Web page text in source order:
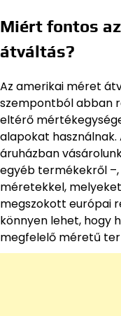
Miért fontos
átváltás?
Az amerikai méret
szempontból abban
eltérő
alapokat
áruházban
egyéb termékekről
méretekkel,
megszokott európai
könnyen lehet, hogy
megfelelő méretű